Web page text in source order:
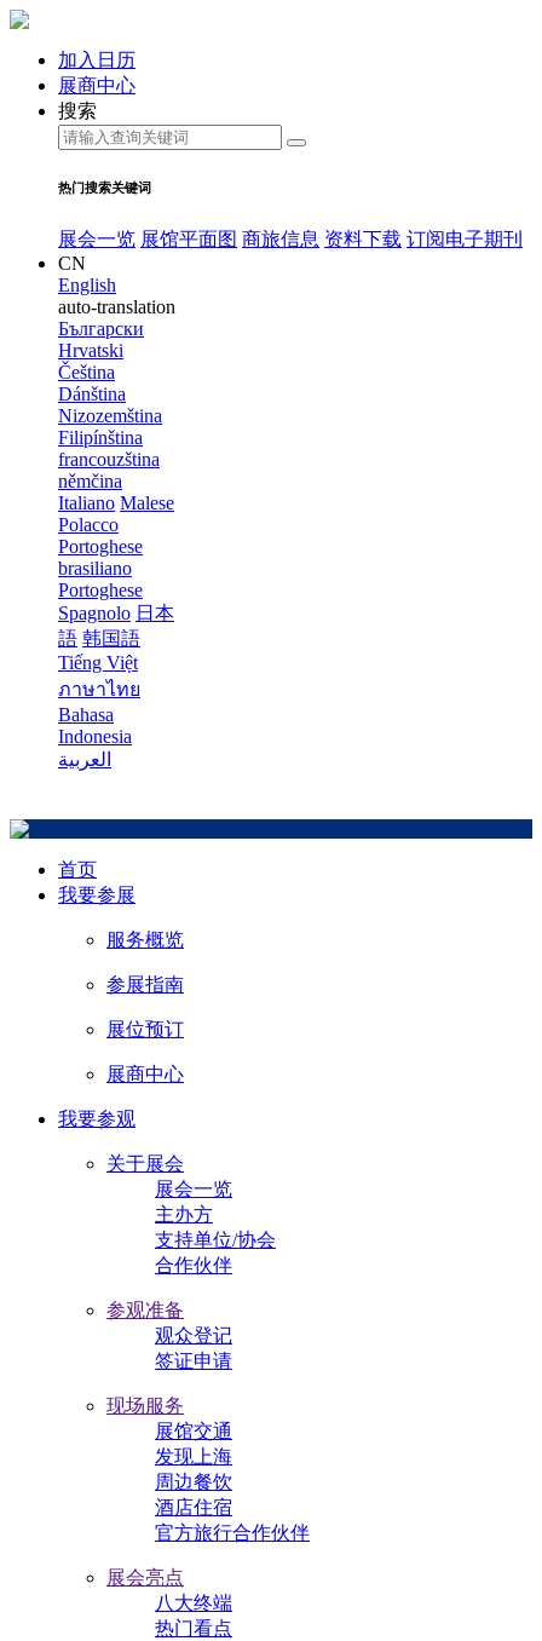
加入日历
展商中心
搜索
热门搜索关键词
展会一览 展馆平面图 商旅信息 资料下载 订阅电子期刊
CN
English
auto-translation
Български
Hrvatski
Čeština
Dánština
Nizozemština
Filipínština
francouzština
němčina
Italiano Malese
Polacco
Portoghese
brasiliano
Portoghese
Spagnolo 日本
語 韩国語
Tiếng Việt
ภาษาไทย
Bahasa
Indonesia
العربية
首页
我要参展
服务概览
参展指南
展位预订
展商中心
我要参观
关于展会
展会一览
主办方
支持单位/协会
合作伙伴
参观准备
观众登记
签证申请
现场服务
展馆交通
发现上海
周边餐饮
酒店住宿
官方旅行合作伙伴
展会亮点
八大终端
热门看点